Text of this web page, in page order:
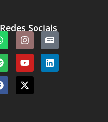
Redes Sociais